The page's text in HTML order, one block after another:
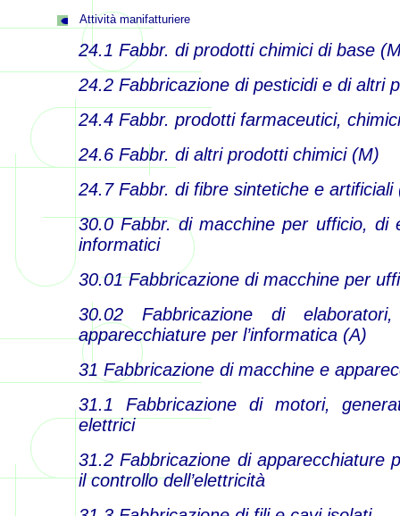
Attività manifatturiere
24.1 Fabbr. di prodotti chimici di base
24.2 Fabbricazione di pesticidi e di altri
24.4 Fabbr. prodotti farmaceutici,
24.6 Fabbr. di altri prodotti chimici (M)
24.7 Fabbr. di fibre sintetiche e artificiali
30.0 Fabbr. di macchine per ufficio, di
informatici
30.01 Fabbricazione di macchine per
30.02 Fabbricazione di
apparecchiature per l’informatica (A)
31 Fabbricazione di macchine e
31.1 Fabbricazione di motori,
elettrici
31.2 Fabbricazione di apparecchiature
il controllo dell’elettricità